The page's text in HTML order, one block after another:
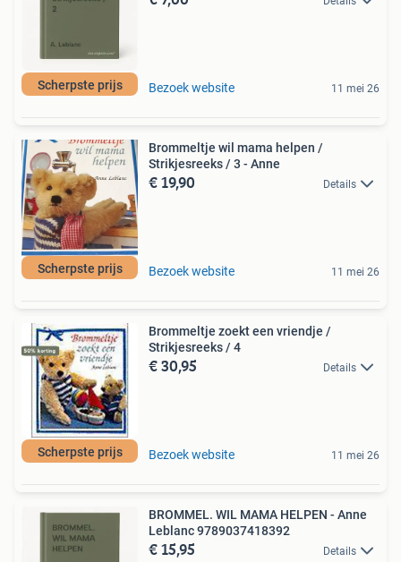
Scherpste prijs Bezoek website 11 mei 26
Scherpste prijs
Brommeltje wil mama helpen /
Strikjesreeks / 3 - Anne
€ 19,90 Details
Bezoek website 11 mei 26
Scherpste prijs
Brommeltje zoekt een vriendje /
Strikjesreeks / 4
€ 30,95 Details
Bezoek website 11 mei 26
BROMMEL. WIL MAMA HELPEN - Anne
Leblanc 9789037418392
€ 15,95 Details